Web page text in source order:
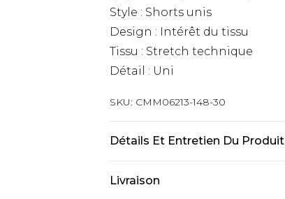
Style : Shorts unis
Design : Intérêt du tissu
Tissu : Stretch technique
Détail : Uni
SKU: CMM06213-148-30
Détails Et Entretien Du Produit
Livraison